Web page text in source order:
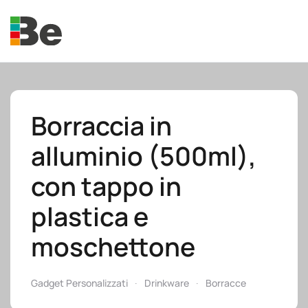
Skip to main content
Borraccia in
alluminio (500ml),
con tappo in
plastica e
moschettone
Gadget Personalizzati Drinkware Borracce